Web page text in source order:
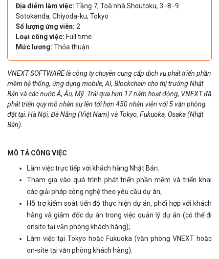
Địa điểm làm việc: Tầng 7, Toà nhà Shoutoku, 3−8−9
Sotokanda, Chiyoda-ku, Tokyo
Số lượng ứng viên: 2
Loại công việc: Full time
Mức lương: Thỏa thuận
VNEXT SOFTWARE là công ty chuyên cung cấp dịch vụ phát triển phần
mềm hệ thống, ứng dụng mobile, AI, Blockchain cho thị trường Nhật
Bản và các nước Á, Âu, Mỹ. Trải qua hơn 17 năm hoạt động, VNEXT đã
phát triển quy mô nhân sự lên tới hơn 450 nhân viên với 5 văn phòng
đặt tại: Hà Nội, Đà Nẵng (Việt Nam) và Tokyo, Fukuoka, Osaka (Nhật
Bản).
MÔ TẢ CÔNG VIỆC
Làm việc trực tiếp với khách hàng Nhật Bản.
Tham gia vào quá trình phát triển phần mềm và triển khai
các giải pháp công nghệ theo yêu cầu dự án;
Hỗ trợ kiểm soát tiến độ thực hiện dự án, phối hợp với khách
hàng và giám đốc dự án trong việc quản lý dự án (có thể đi
onsite tại văn phòng khách hàng);
Làm việc tại Tokyo hoặc Fukuoka (văn phòng VNEXT hoặc
on-site tại văn phòng khách hàng).